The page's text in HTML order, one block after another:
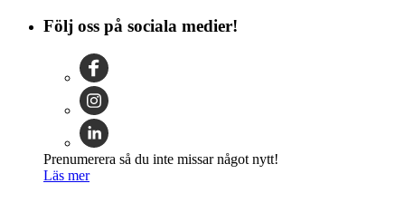
Följ oss på sociala medier!
Prenumerera så du inte missar något nytt!
Läs mer